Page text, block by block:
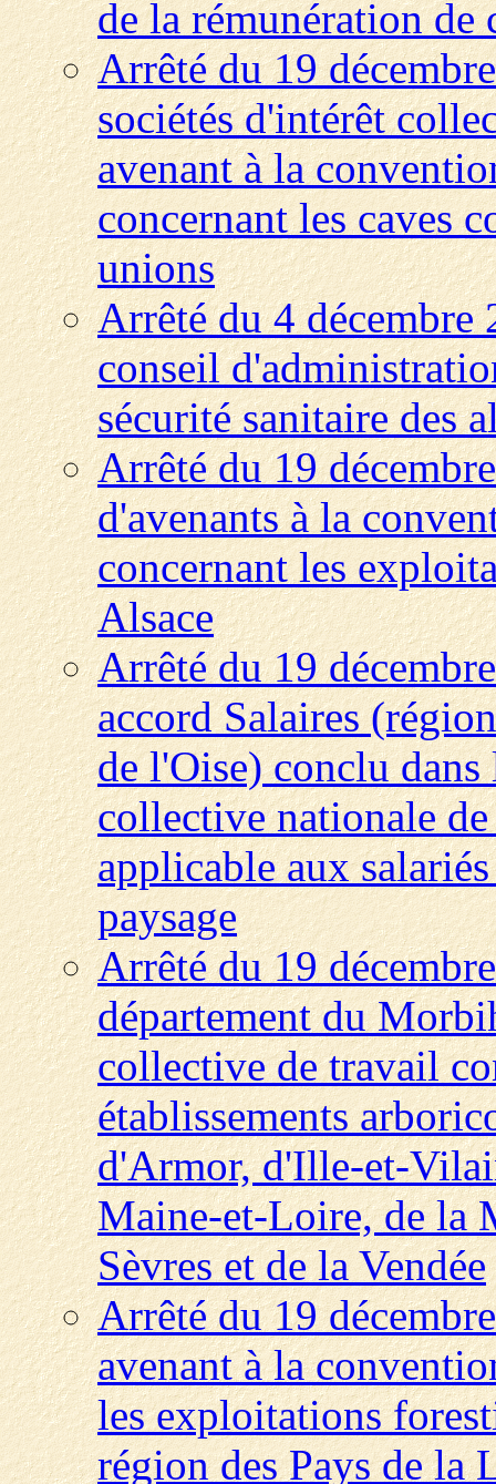
de la rémunération de
Arrêté du 19
sociétés d'intérêt
avenant à la
concernant les caves
unions
Arrêté du 4
conseil
sécurité sanitaire des
Arrêté du 19
d'avenants à la
concernant les
Alsace
Arrêté du 19
accord Salaires
de l'Oise) conclu
collective nationale
applicable aux
paysage
Arrêté du 19
département du
collective de travail
établissements
d'Armor, d'Ille-et-
Maine-et-Loire, de la
Sèvres et de la Vendée
Arrêté du 19
avenant à la
les exploitations
région des Pays de la